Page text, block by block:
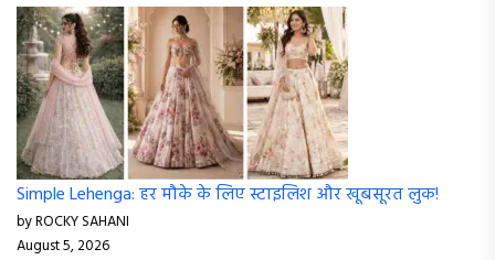
Simple Lehenga: हर मौके के लिए स्टाइलिश और खूबसूरत लुक!
by ROCKY SAHANI
August 5, 2026